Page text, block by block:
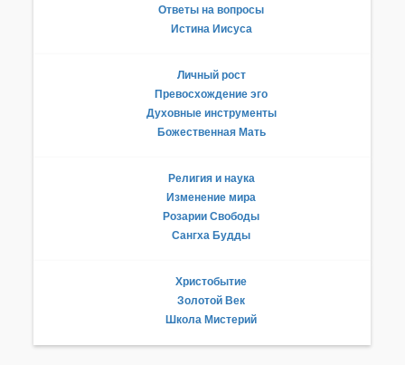
Ответы на вопросы
Истина Иисуса
Личный рост
Превосхождение эго
Духовные инструменты
Божественная Мать
Религия и наука
Изменение мира
Розарии Свободы
Сангха Будды
Христобытие
Золотой Век
Школа Мистерий